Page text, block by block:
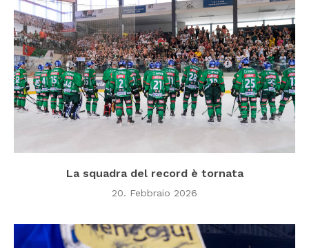
La squadra del record è tornata
20. Febbraio 2026